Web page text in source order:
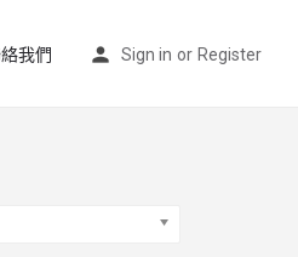
我們 Sign in or Register